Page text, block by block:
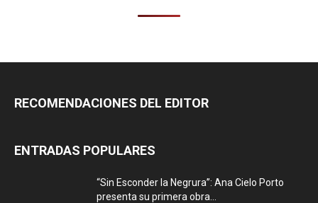
RECOMENDACIONES DEL EDITOR
ENTRADAS POPULARES
“Sin Esconder la Negrura”: Ana Cielo Porto
presenta su primera obra...